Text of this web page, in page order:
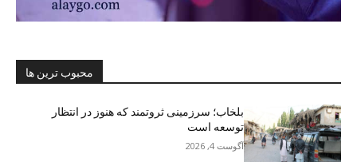
محبوب ترین ها
بلخاب؛ سرزمینی ثروتمند که هنوز در انتظار
توسعه است
آگوست 4, 2026